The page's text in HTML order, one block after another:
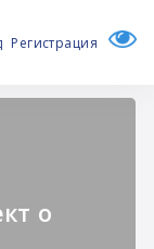
Регистрация
о